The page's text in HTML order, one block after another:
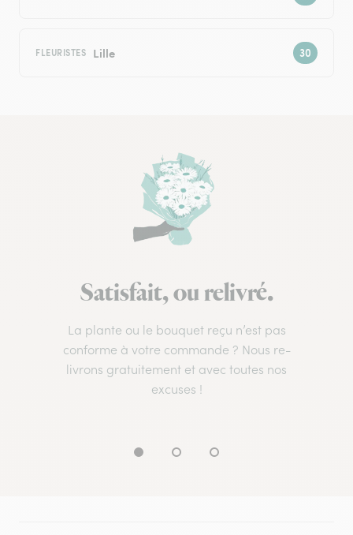
FLEURISTES Lille
Satisfait, ou relivré.
La plante ou le bouquet reçu n’est pas
conforme à votre commande ? Nous re-
livrons gratuitement et avec toutes nos
excuses !